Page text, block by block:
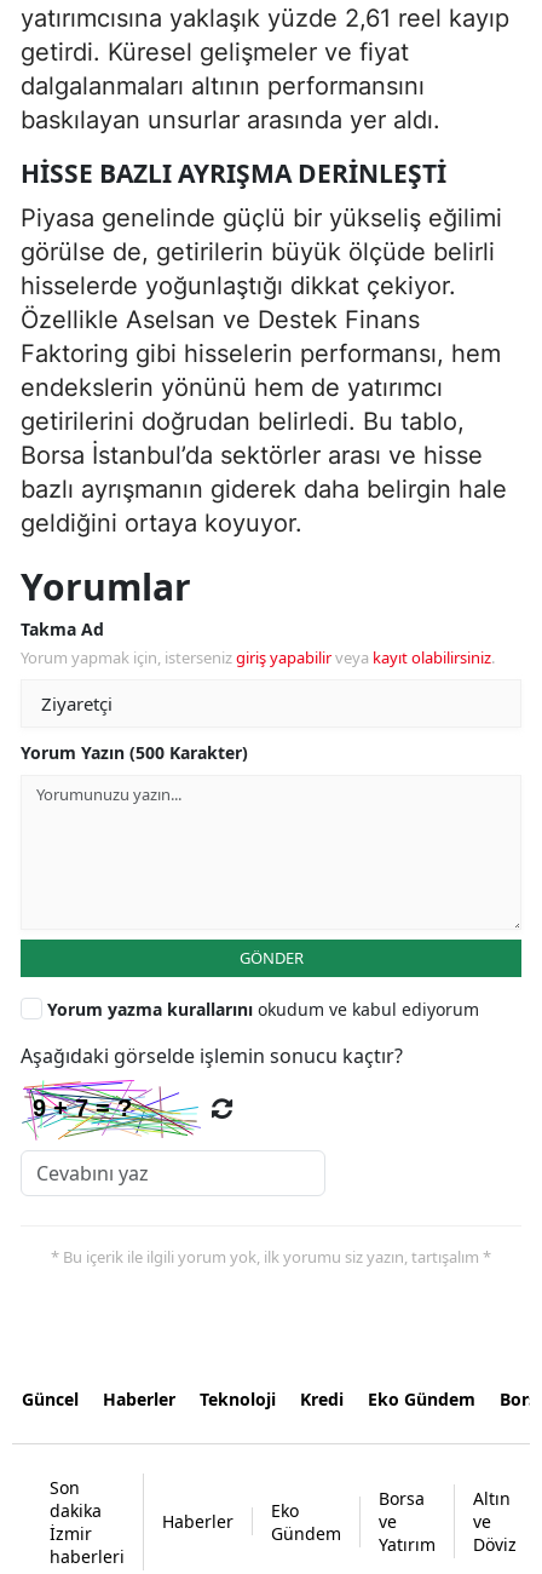
yatırımcısına yaklaşık yüzde 2,61 reel kayıp
getirdi. Küresel gelişmeler ve fiyat
dalgalanmaları altının performansını
baskılayan unsurlar arasında yer aldı.
HISSE BAZLI AYRIŞMA DERINLEŞTI
Piyasa genelinde güçlü bir yükseliş eğilimi
görülse de, getirilerin büyük ölçüde belirli
hisselerde yoğunlaştığı dikkat çekiyor.
Özellikle Aselsan ve Destek Finans
Faktoring gibi hisselerin performansı, hem
endekslerin yönünü hem de yatırımcı
getirilerini doğrudan belirledi. Bu tablo,
Borsa İstanbul’da sektörler arası ve hisse
bazlı ayrışmanın giderek daha belirgin hale
geldiğini ortaya koyuyor.
Yorumlar
Takma Ad
Yorum yapmak için, istersenizgiriş yapabilirveya kayıt olabilirsiniz.
Yorum Yazın (500 Karakter)
GÖNDER
Yorum yazma kurallarını okudum ve kabul ediyorum
Aşağıdaki görselde işlemin sonucu kaçtır?
* Bu içerik ile ilgili yorum yok, ilk yorumu siz yazın, tartışalım *
Güncel Haberler Teknoloji Kredi Eko Gündem
Son
dakika
İzmir
haberleri
Haberler
Eko
Gündem
Borsa
ve
Yatırım
Altın
ve
Döviz